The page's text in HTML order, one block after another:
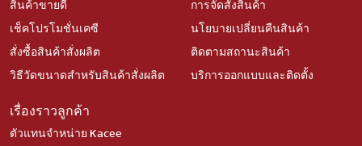
สินค้าขายดี
เช็คโปรโมชั่นเคซี
สั่งซื้อสินค้าสั่งผลิต
วิธีวัดขนาดสำหรับสินค้าสั่งผลิต
การจัดสั่งสินค้า
นโยบายเปลี่ยนคืนสินค้า
ติดตามสถานะสินค้า
บริการออกแบบและติดตั้ง
เรื่องราวลูกค้า
ตัวแทนจำหน่าย Kacee